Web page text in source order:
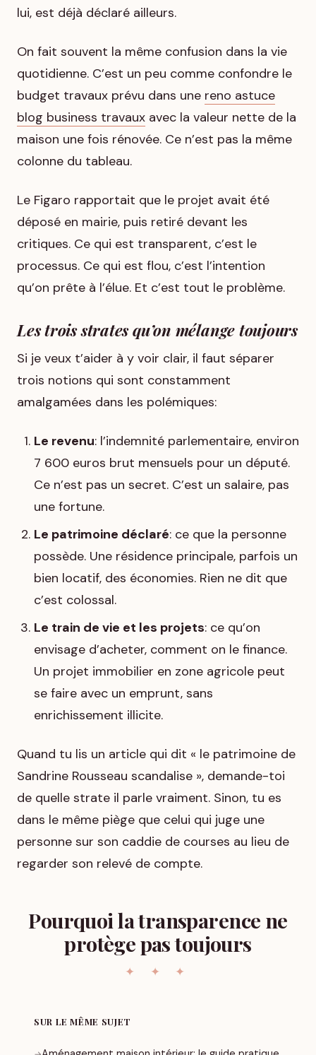
lui, est déjà déclaré ailleurs.
On fait souvent la même confusion dans la vie
quotidienne. C’est un peu comme confondre le
budget travaux prévu dans une reno astuce
blog business travaux avec la valeur nette de la
maison une fois rénovée. Ce n’est pas la même
colonne du tableau.
Le Figaro rapportait que le projet avait été
déposé en mairie, puis retiré devant les
critiques. Ce qui est transparent, c’est le
processus. Ce qui est flou, c’est l’intention
qu’on prête à l’élue. Et c’est tout le problème.
Les trois strates qu’on mélange toujours
Si je veux t’aider à y voir clair, il faut séparer
trois notions qui sont constamment
amalgamées dans les polémiques:
Le revenu: l’indemnité parlementaire, environ
7 600 euros brut mensuels pour un député.
Ce n’est pas un secret. C’est un salaire, pas
une fortune.
Le patrimoine déclaré: ce que la personne
possède. Une résidence principale, parfois un
bien locatif, des économies. Rien ne dit que
c’est colossal.
Le train de vie et les projets: ce qu’on
envisage d’acheter, comment on le finance.
Un projet immobilier en zone agricole peut
se faire avec un emprunt, sans
enrichissement illicite.
Quand tu lis un article qui dit « le patrimoine de
Sandrine Rousseau scandalise », demande-toi
de quelle strate il parle vraiment. Sinon, tu es
dans le même piège que celui qui juge une
personne sur son caddie de courses au lieu de
regarder son relevé de compte.
Pourquoi la transparence ne
protège pas toujours
SUR LE MÊME SUJET